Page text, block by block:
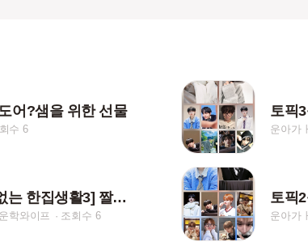
어?샘을 위한 선물
수 6
토픽
운아가
[위아래없는 한집생활3] 짤들2 (저장시 핱/댓)
학와이프 조회수 6 운아가